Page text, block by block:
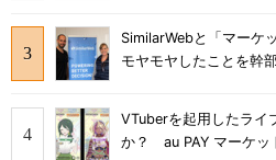
SimilarWebと「マーケ
モヤモヤしたことを幹
VTuberを起用したライ
か？ au PAY マーケッ